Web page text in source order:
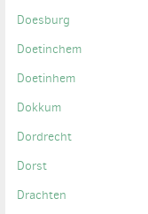
Doesburg
Doetinchem
Doetinhem
Dokkum
Dordrecht
Dorst
Drachten